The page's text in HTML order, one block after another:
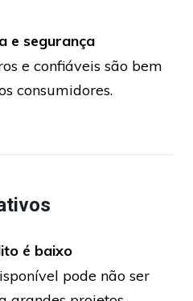
e segurança
e confiáveis são bem
consumidores.
é baixo
pode não ser